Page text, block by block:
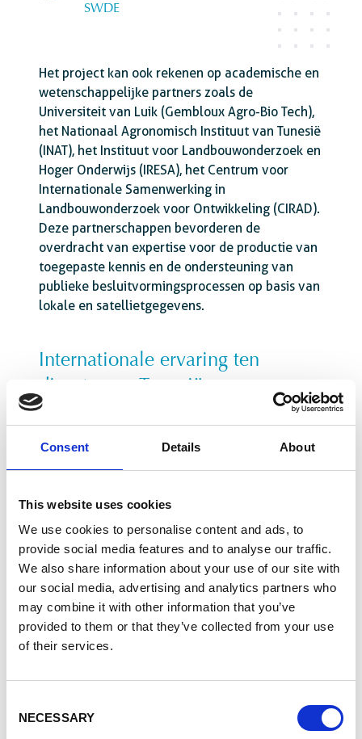
Consent Details About
This website uses cookies
We use cookies to personalise content and ads, to
provide social media features and to analyse our traffic.
We also share information about your use of our site with
our social media, advertising and analytics partners who
may combine it with other information that you’ve
provided to them or that they’ve collected from your use
of their services.
Selection
NECESSARY
SWDE
Het project kan ook rekenen op academische en
wetenschappelijke partners zoals de
Universiteit van Luik (Gembloux Agro-Bio Tech),
het Nationaal Agronomisch Instituut van Tunesië
(INAT), het Instituut voor Landbouwonderzoek en
Hoger Onderwijs (IRESA), het Centrum voor
Internationale Samenwerking in
Landbouwonderzoek voor Ontwikkeling (CIRAD).
Deze partnerschappen bevorderen de
overdracht van expertise voor de productie van
toegepaste kennis en de ondersteuning van
publieke besluitvormingsprocessen op basis van
lokale en satellietgegevens.
Internationale ervaring ten
Het project sluit aan bij projecten die Enabel en
Wallonië in Afrika hebben uitgevoerd, met
het stroomgebied van het Tanganyikameer en
aangetoond dat een geïntegreerde aanpak,
waarbij Belgische expertise en internationale
samenwerking worden gecombineerd,
doeltreffend is om de klimaatresistentie te
versterken en een duurzaam beheer van
natuurlijke hulpbronnen te bevorderen.
resultaten